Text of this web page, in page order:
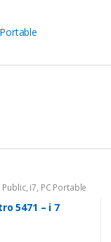
, i7, PC Portable
5471 – i 7